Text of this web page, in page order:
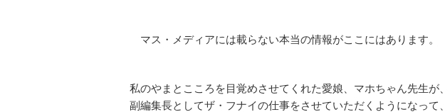
マス・メディアには載らない本当の情報がここにはあります。
私のやまとこころを目覚めさせてくれた愛娘、マホちゃん先生が、
副編集長としてザ・フナイの仕事をさせていただくようになって、